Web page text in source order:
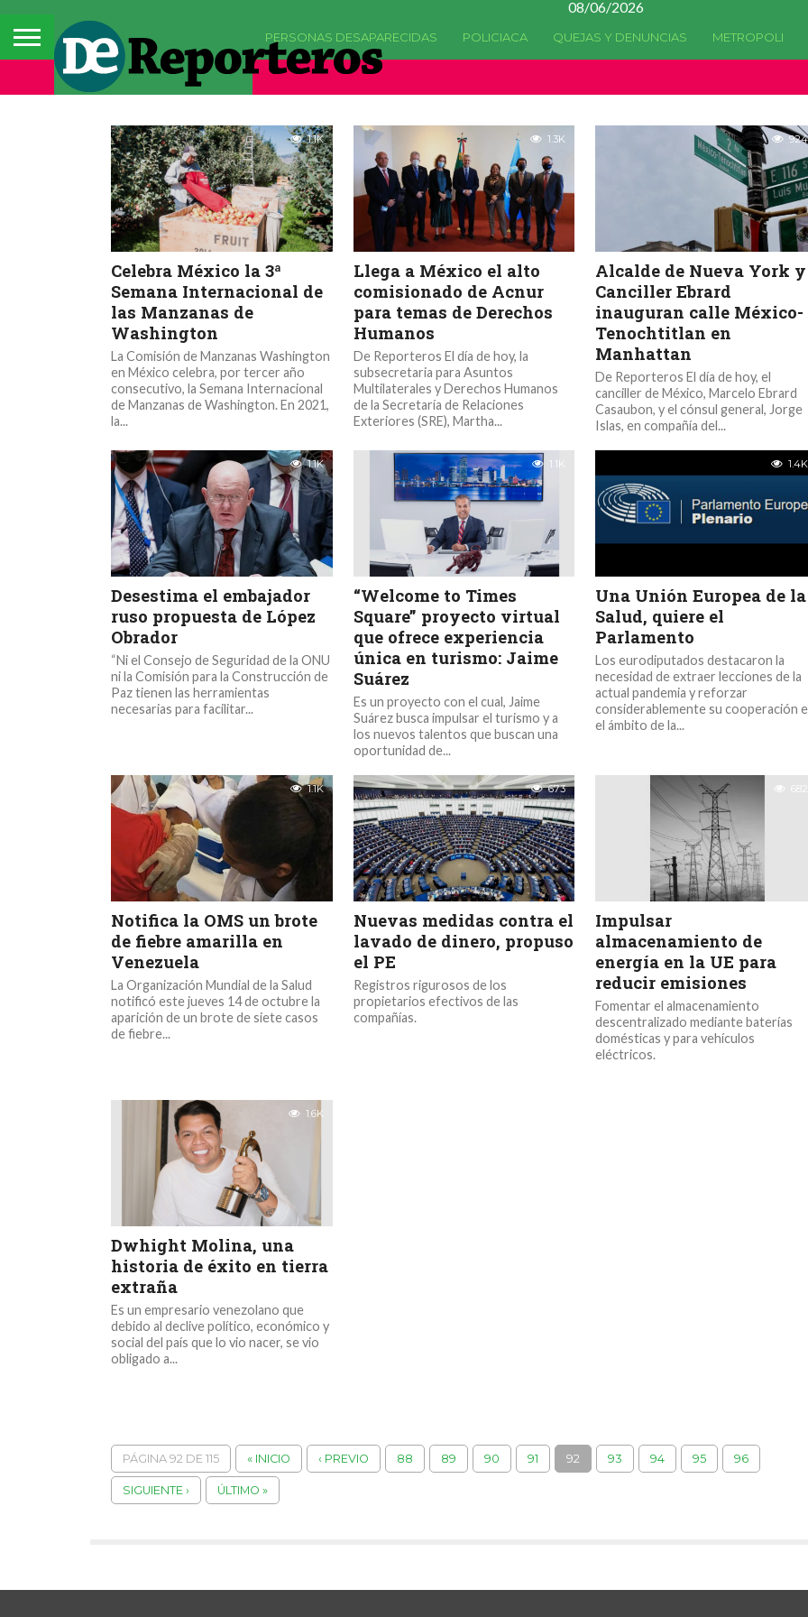
08/06/2026
PERSONAS DESAPARECIDAS POLICIACA QUEJAS Y DENUNCIAS METROPOLI
INTERNACIONAL
1.1K
Celebra México la 3ª
Semana Internacional de
las Manzanas de
Washington
La Comisión de Manzanas Washington
en México celebra, por tercer año
consecutivo, la Semana Internacional
de Manzanas de Washington. En 2021,
la...
1.3K
Llega a México el alto
comisionado de Acnur
para temas de Derechos
Humanos
De Reporteros El día de hoy, la
subsecretaria para Asuntos
Multilaterales y Derechos Humanos
de la Secretaría de Relaciones
Exteriores (SRE), Martha...
924
Alcalde de Nueva York y
Canciller Ebrard
inauguran calle México-
Tenochtitlan en
Manhattan
De Reporteros El día de hoy, el
canciller de México, Marcelo Ebrard
Casaubon, y el cónsul general, Jorge
Islas, en compañía del...
1.1K
Desestima el embajador
ruso propuesta de López
Obrador
“Ni el Consejo de Seguridad de la ONU
ni la Comisión para la Construcción de
Paz tienen las herramientas
necesarias para facilitar...
1.1K
“Welcome to Times
Square” proyecto virtual
que ofrece experiencia
única en turismo: Jaime
Suárez
Es un proyecto con el cual, Jaime
Suárez busca impulsar el turismo y a
los nuevos talentos que buscan una
oportunidad de...
1.4K
Una Unión Europea de la
Salud, quiere el
Parlamento
Los eurodiputados destacaron la
necesidad de extraer lecciones de la
actual pandemia y reforzar
considerablemente su cooperación
el ámbito de la...
1.1K
Notifica la OMS un brote
de fiebre amarilla en
Venezuela
La Organización Mundial de la Salud
notificó este jueves 14 de octubre la
aparición de un brote de siete casos
de fiebre...
673
Nuevas medidas contra el
lavado de dinero, propuso
el PE
Registros rigurosos de los
propietarios efectivos de las
compañías.
682
Impulsar
almacenamiento de
energía en la UE para
reducir emisiones
Fomentar el almacenamiento
descentralizado mediante baterías
domésticas y para vehículos
eléctricos.
1.6K
Dwhight Molina, una
historia de éxito en tierra
extraña
Es un empresario venezolano que
debido al declive político, económico y
social del país que lo vio nacer, se vio
obligado a...
PÁGINA 92 DE 115 « INICIO ‹ PREVIO 88 89 90 91 92 93 94 95 96
SIGUIENTE › ÚLTIMO »